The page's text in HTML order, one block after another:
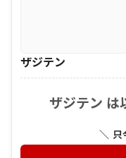
ザジテン
ザジテン は
＼ 只